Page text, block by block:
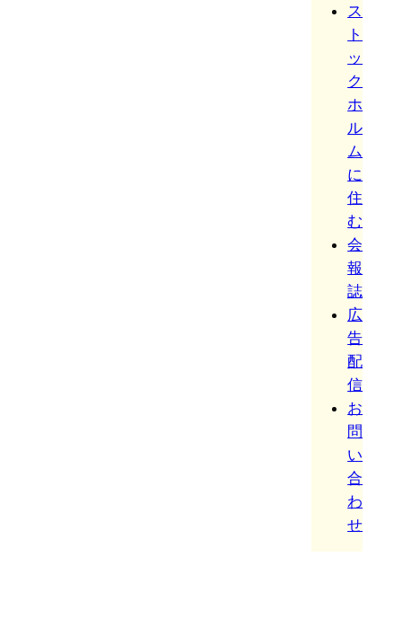
ス
ト
ッ
ク
ホ
ル
ム
に
住
む
会
報
誌
広
告
配
信
お
問
い
合
わ
せ